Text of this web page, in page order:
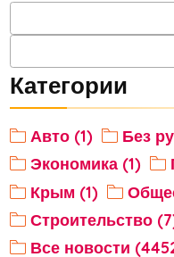
Категории
Авто (1)
Без
Экономика (1)
Крым (1)
Строительство
Все новости